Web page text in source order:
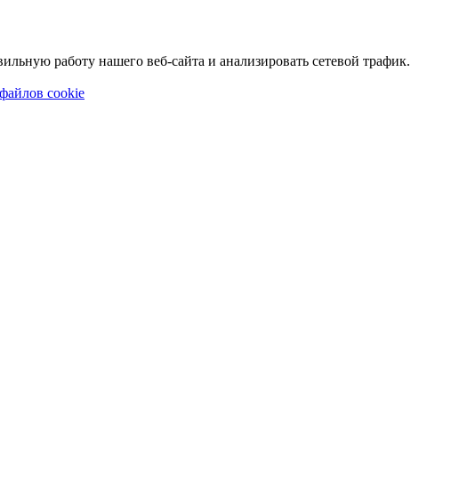
работу нашего веб-сайта и анализировать сетевой трафик.
cookie